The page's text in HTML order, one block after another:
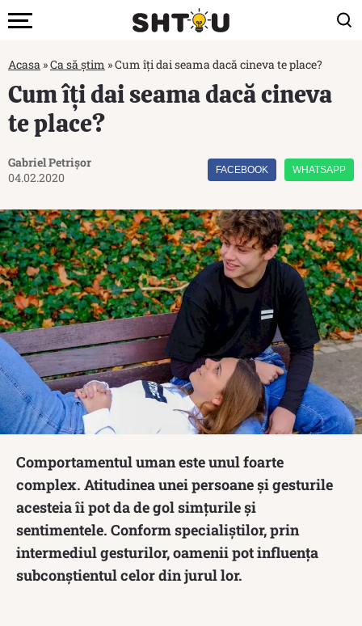
Acasa »Ca să știm »Cum îți dai seama dacă cineva te place?
Cum îți dai seama dacă cineva
te place?
Gabriel Petrișor
04.02.2020
FACEBOOK WHATSAPP
Comportamentul uman este unul foarte
complex. Atitudinea unei persoane și gesturile
acesteia îi pot da de gol simțurile și
sentimentele. Conform specialiștilor, prin
intermediul gesturilor, oamenii pot influenţa
subconştientul celor din jurul lor.